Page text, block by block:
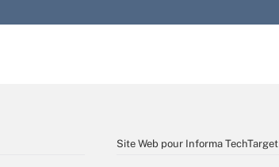
Site Web pour Informa TechTarget